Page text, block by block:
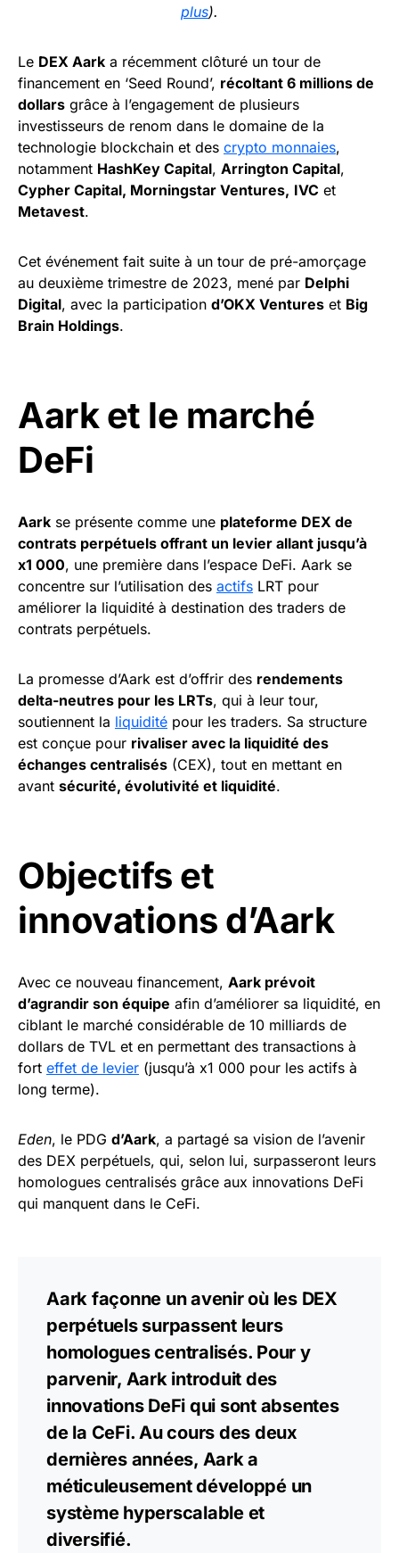
plus).
Le DEX Aark a récemment clôturé un tour de
financement en ‘Seed Round’, récoltant 6 millions de
dollars grâce à l’engagement de plusieurs
investisseurs de renom dans le domaine de la
technologie blockchain et des crypto monnaies,
notamment HashKey Capital, Arrington Capital,
Cypher Capital, Morningstar Ventures, IVC et
Metavest.
Cet événement fait suite à un tour de pré-amorçage
au deuxième trimestre de 2023, mené par Delphi
Digital, avec la participation d’OKX Ventures et Big
Brain Holdings.
Aark et le marché
DeFi
Aark se présente comme une plateforme DEX de
contrats perpétuels offrant un levier allant jusqu’à
x1 000, une première dans l’espace DeFi. Aark se
concentre sur l’utilisation des actifs LRT pour
améliorer la liquidité à destination des traders de
contrats perpétuels.
La promesse d’Aark est d’offrir des rendements
delta-neutres pour les LRTs, qui à leur tour,
soutiennent la liquidité pour les traders. Sa structure
est conçue pour rivaliser avec la liquidité des
échanges centralisés (CEX), tout en mettant en
avant sécurité, évolutivité et liquidité.
Objectifs et
innovations d’Aark
Avec ce nouveau financement, Aark prévoit
d’agrandir son équipe afin d’améliorer sa liquidité, en
ciblant le marché considérable de 10 milliards de
dollars de TVL et en permettant des transactions à
fort effet de levier (jusqu’à x1 000 pour les actifs à
long terme).
Eden, le PDG d’Aark, a partagé sa vision de l’avenir
des DEX perpétuels, qui, selon lui, surpasseront leurs
homologues centralisés grâce aux innovations DeFi
qui manquent dans le CeFi.
Aark façonne un avenir où les DEX
perpétuels surpassent leurs
homologues centralisés. Pour y
parvenir, Aark introduit des
innovations DeFi qui sont absentes
de la CeFi. Au cours des deux
dernières années, Aark a
méticuleusement développé un
système hyperscalable et
diversifié.